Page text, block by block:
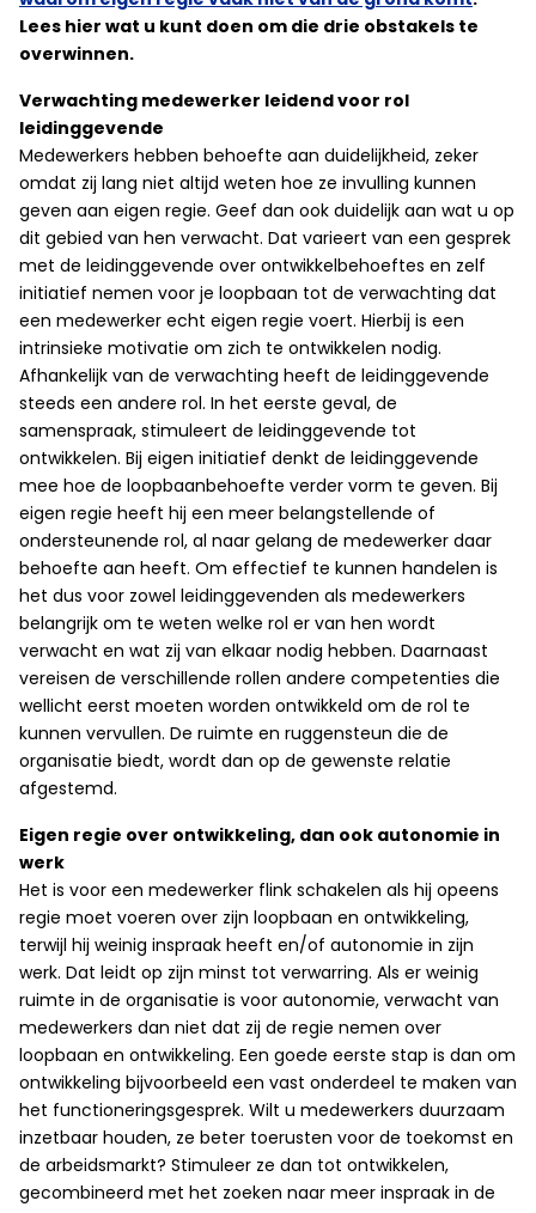
Lees hier wat u kunt doen om die drie obstakels te
overwinnen.
Verwachting medewerker leidend voor rol
leidinggevende
Medewerkers hebben behoefte aan duidelijkheid, zeker
omdat zij lang niet altijd weten hoe ze invulling kunnen
geven aan eigen regie. Geef dan ook duidelijk aan wat u op
dit gebied van hen verwacht. Dat varieert van een gesprek
met de leidinggevende over ontwikkelbehoeftes en zelf
initiatief nemen voor je loopbaan tot de verwachting dat
een medewerker echt eigen regie voert. Hierbij is een
intrinsieke motivatie om zich te ontwikkelen nodig.
Afhankelijk van de verwachting heeft de leidinggevende
steeds een andere rol. In het eerste geval, de
samenspraak, stimuleert de leidinggevende tot
ontwikkelen. Bij eigen initiatief denkt de leidinggevende
mee hoe de loopbaanbehoefte verder vorm te geven. Bij
eigen regie heeft hij een meer belangstellende of
ondersteunende rol, al naar gelang de medewerker daar
behoefte aan heeft. Om effectief te kunnen handelen is
het dus voor zowel leidinggevenden als medewerkers
belangrijk om te weten welke rol er van hen wordt
verwacht en wat zij van elkaar nodig hebben. Daarnaast
vereisen de verschillende rollen andere competenties die
wellicht eerst moeten worden ontwikkeld om de rol te
kunnen vervullen. De ruimte en ruggensteun die de
organisatie biedt, wordt dan op de gewenste relatie
afgestemd.
Eigen regie over ontwikkeling, dan ook autonomie in
werk
Het is voor een medewerker flink schakelen als hij opeens
regie moet voeren over zijn loopbaan en ontwikkeling,
terwijl hij weinig inspraak heeft en/of autonomie in zijn
werk. Dat leidt op zijn minst tot verwarring. Als er weinig
ruimte in de organisatie is voor autonomie, verwacht van
medewerkers dan niet dat zij de regie nemen over
loopbaan en ontwikkeling. Een goede eerste stap is dan om
ontwikkeling bijvoorbeeld een vast onderdeel te maken van
het functioneringsgesprek. Wilt u medewerkers duurzaam
inzetbaar houden, ze beter toerusten voor de toekomst en
de arbeidsmarkt? Stimuleer ze dan tot ontwikkelen,
gecombineerd met het zoeken naar meer inspraak in de